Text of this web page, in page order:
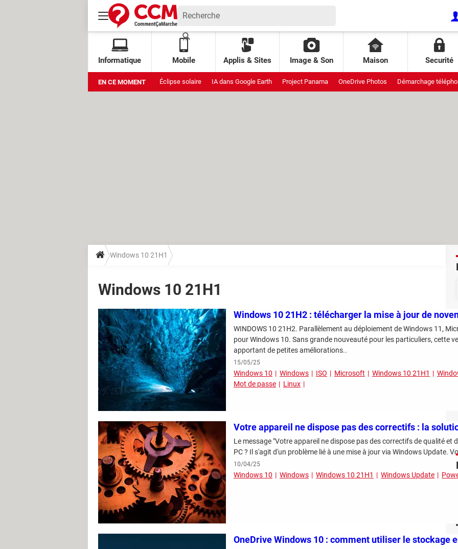
Informatique Mobile Applis & Sites Image & Son Maison Securité
EN CE MOMENT Éclipse solaire IA dans Google Earth Project Panama OneDrive Photos Démarchage
Windows 10 21H1
Windows 10 21H1
Windows 10 21H2 : télécharger la mise à jour de
WINDOWS 10 21H2. Parallèlement au déploiement de Windows 11,
pour Windows 10. Sans grande nouveauté pour les particuliers, cette
apportant de petites améliorations..
15/05/25
Windows 10 Windows ISO Microsoft Windows 10 21H1
Mot de passe
Linux
Votre appareil ne dispose pas des correctifs : la
Le message "Votre appareil ne dispose pas des correctifs de qualité
PC ? Il s'agit d'un problème lié à une mise à jour via Windows Update.
10/04/25
Windows 10 Windows Windows 10 21H1 Windows Update
OneDrive Windows 10 : comment utiliser le stockage